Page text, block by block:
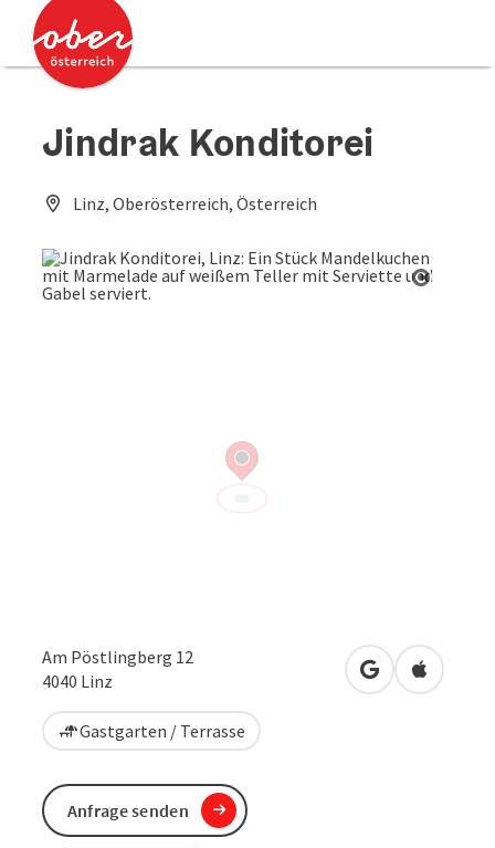
Zum Inhalt
Zum Seitenanfang
Jindrak Konditorei
Linz, Oberösterreich, Österreich
Am Pöstlingberg 12
4040 Linz in Googlein Apple
Gastgarten / Terrasse
Anfrage senden